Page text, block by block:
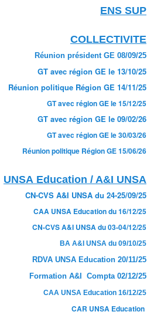
ENS SUP
COLLECTIVITE
Réunion président GE 08/09/25
GT avec région GE le 13/10/25
Réunion politique Région GE 14/11/25
GT avec région GE le 15/12/25
GT avec région GE le 09/02/26
GT avec région GE le 30/03/26
Réunion politique Région GE 15/06/26
UNSA Education / A&I UNSA
CN-CVS A&I UNSA du 24-25/09/25
CAA UNSA Education du 16/12/25
CN-CVS A&I UNSA du 03-04/12/25
BA A&I UNSA du 09/10/25
RDVA UNSA Education 20/11/25
Formation A&I Compta 02/12/25
CAA UNSA Education 16/12/25
CAR UNSA Education